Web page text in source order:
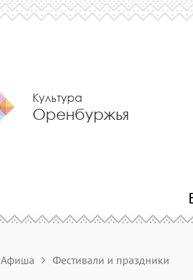
Культура
Оренбуржья
Афиша Фестивали и праздники